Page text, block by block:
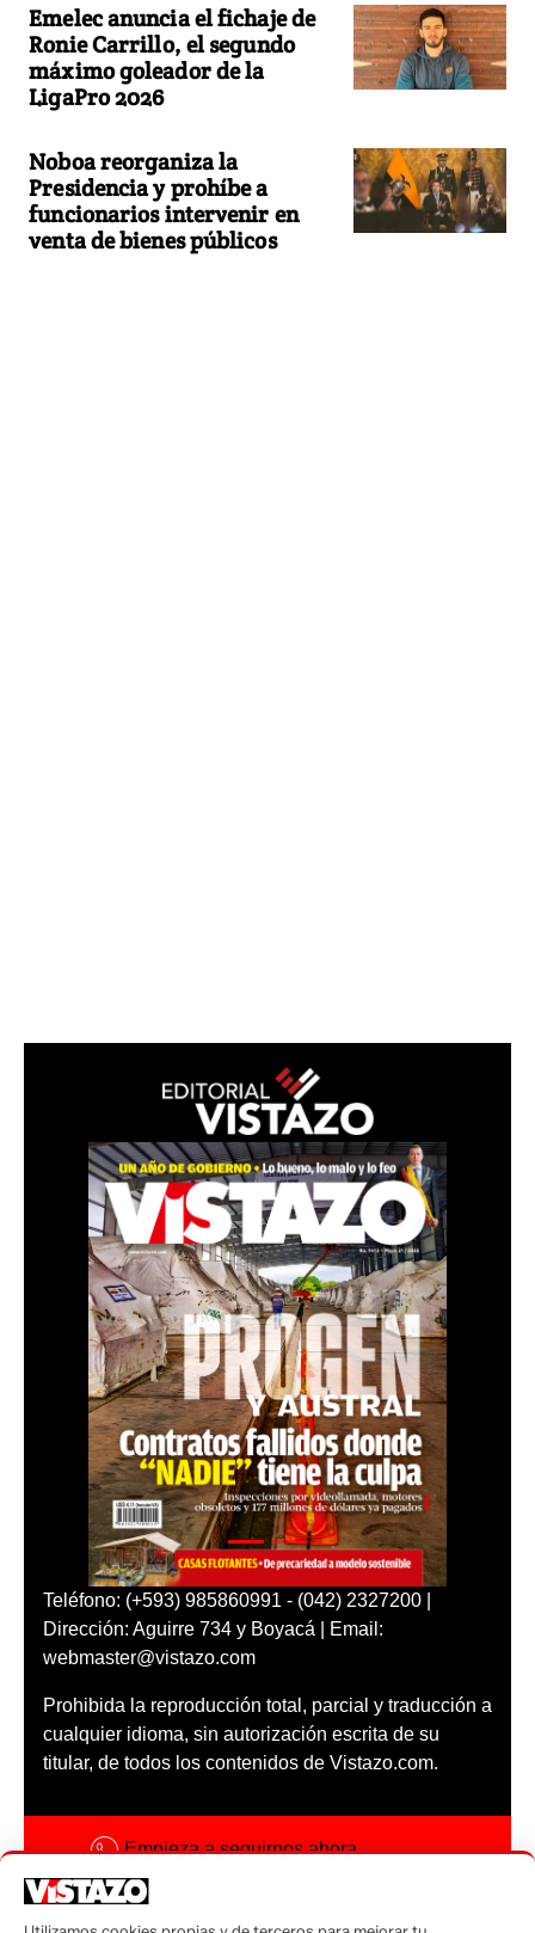
Emelec anuncia el fichaje de
Ronie Carrillo, el segundo
máximo goleador de la
LigaPro 2026
Noboa reorganiza la
Presidencia y prohíbe a
funcionarios intervenir en
venta de bienes públicos
Teléfono: (+593) 985860991 - (042) 2327200 |
Dirección: Aguirre 734 y Boyacá | Email:
webmaster@vistazo.com
Prohibida la reproducción total, parcial y traducción a
cualquier idioma, sin autorización escrita de su
titular, de todos los contenidos de Vistazo.com.
Empieza a seguirnos ahora